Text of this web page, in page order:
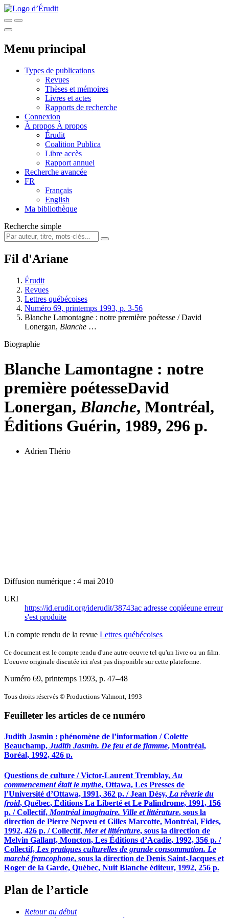
Menu principal
Types de publications
Revues
Thèses et mémoires
Livres et actes
Rapports de recherche
Connexion
À propos À propos
Érudit
Coalition Publica
Libre accès
Rapport annuel
Recherche avancée
FR
Français
English
Ma bibliothèque
Recherche simple
Fil d'Ariane
Érudit
Revues
Lettres québécoises
Numéro 69, printemps 1993, p. 3-56
Blanche Lamontagne : notre première poétesse / David
Lonergan, Blanche …
Biographie
Blanche Lamontagne : notre
première poétesseDavid
Lonergan, Blanche, Montréal,
Éditions Guérin, 1989, 296 p.
Adrien Thério
Diffusion numérique : 4 mai 2010
URI
https://id.erudit.org/iderudit/38743ac adresse copiéeune erreur
s'est produite
Un compte rendu de la revue Lettres québécoises
Ce document est le compte rendu d'une autre oeuvre tel qu'un livre ou un film.
L'oeuvre originale discutée ici n'est pas disponible sur cette plateforme.
Numéro 69, printemps 1993, p. 47–48
Tous droits réservés © Productions Valmont, 1993
Feuilleter les articles de ce numéro
Judith Jasmin : phénomène de l’information / Colette
Beauchamp, Judith Jasmin. De feu et de flamme, Montréal,
Boréal, 1992, 426 p.
Questions de culture / Victor-Laurent Tremblay, Au
commencement était le mythe, Ottawa, Les Presses de
l’Université d’Ottawa, 1991, 362 p. / Jean Désy, La rêverie du
froid, Québec, Éditions La Liberté et Le Palindrome, 1991, 156
p. / Collectif, Montréal imaginaire. Ville et littérature, sous la
direction de Pierre Nepveu et Gilles Marcotte, Montréal, Fides,
1992, 426 p. / Collectif, Mer et littérature, sous la direction de
Melvin Gallant, Moncton, Les Éditions d’Acadie, 1992, 356 p. /
Collectif, Les pratiques culturelles de grande consommation. Le
marché francophone, sous la direction de Denis Saint-Jacques et
Roger de la Garde, Québec, Nuit Blanche éditeur, 1992, 256 p.
Plan de l’article
Retour au début